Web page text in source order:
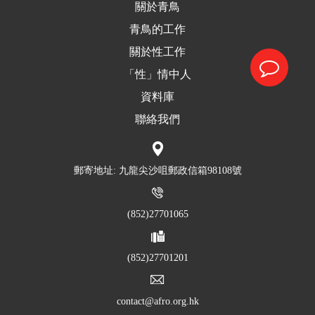
關於青鳥
青鳥的工作
關於性工作
「性」情中人
資料庫
聯絡我們
郵寄地址: 九龍尖沙咀郵政信箱98108號
(852)27701065
(852)27701201
contact@afro.org.hk